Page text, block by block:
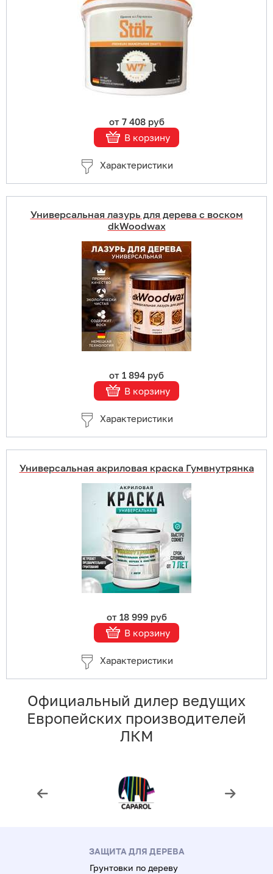
от 7 408 руб
В корзину
Характеристики
В корзину
Подробнее
Универсальная лазурь для дерева с воском
dkWoodwax
от 1 894 руб
В корзину
Характеристики
Купить в 1 клик
В корзину
Подробнее
Универсальная акриловая краска Гумвнутрянка
от 18 999 руб
В корзину
Характеристики
Купить в 1 клик
В корзину
Подробнее
Официальный дилер ведущих
Европейских производителей
ЛКМ
ЗАЩИТА ДЛЯ ДЕРЕВА
Грунтовки по дереву